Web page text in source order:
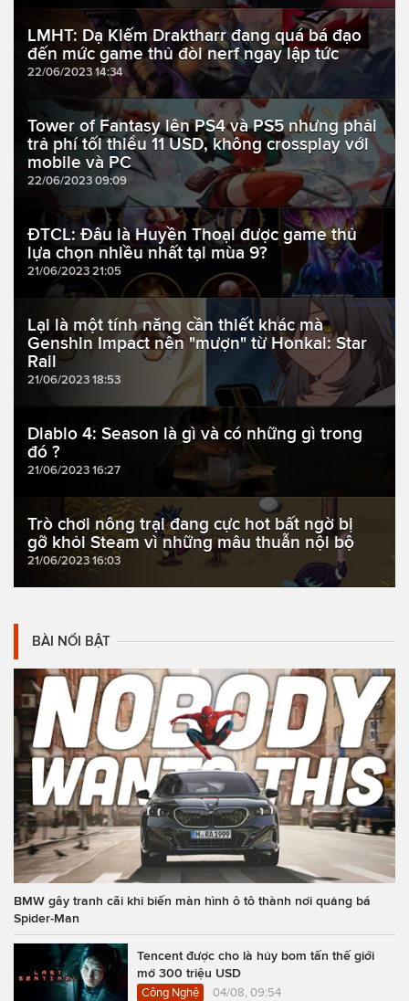
LMHT: Dạ Kiếm Draktharr đang quá bá đạo
đến mức game thủ đòi nerf ngay lập tức
22/06/2023 14:34
Tower of Fantasy lên PS4 và PS5 nhưng phải
trả phí tối thiểu 11 USD, không crossplay với
mobile và PC
22/06/2023 09:09
ĐTCL: Đâu là Huyền Thoại được game thủ
lựa chọn nhiều nhất tại mùa 9?
21/06/2023 21:05
Lại là một tính năng cần thiết khác mà
Genshin Impact nên "mượn" từ Honkai: Star
Rail
21/06/2023 18:53
Diablo 4: Season là gì và có những gì trong
đó ?
21/06/2023 16:27
Trò chơi nông trại đang cực hot bất ngờ bị
gỡ khỏi Steam vì những mâu thuẫn nội bộ
21/06/2023 16:03
BÀI NỔI BẬT
BMW gây tranh cãi khi biến màn hình ô tô thành nơi quảng bá
Spider-Man
Tencent được cho là hủy bom tấn thế giới
mở 300 triệu USD
Công Nghệ 04/08, 09:54